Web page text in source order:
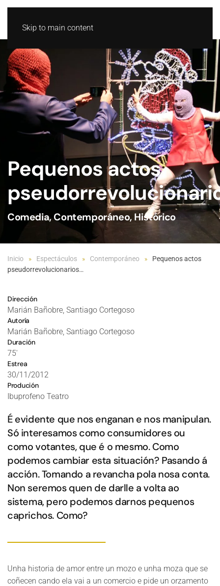
Skip to main content
Pequenos actos
Comedia,Contemporáneo, Histórico
Inicio Espectáculos Contemporáneo
Pequenos actos
pseudorrevolucionarios…
Dirección
Marián Bañobre, Santiago Cortegoso
Autoría
Marián Bañobre, Santiago Cortegoso
Duración
75'
Estrea
30/11/2012
Produción
Ibuprofeno Teatro
É evidente que nos enganan e nos manipulan.
Só interesamos como consumidores ou
como votantes, que é o mesmo. Como
podemos cambiar esta situación? Pasando á
acción. Tomando a revancha pola nosa conta.
Non seremos quen de darlle a volta ao
sistema, pero podemos darnos pequenos
caprichos. Como?
Unha historia de amor entre un mozo e unha moza que se
coñecen cando ela vai a un comercio e pide un orzamento